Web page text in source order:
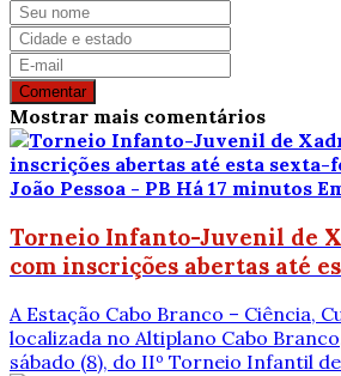
Comentar
Mostrar mais comentários
João Pessoa - PB Há 17 minutos
Torneio Infanto-Juvenil de
com inscrições abertas até
A Estação Cabo Branco – Ciência,
localizada no Altiplano Cabo
sábado (8), do IIº Torneio Infantil de